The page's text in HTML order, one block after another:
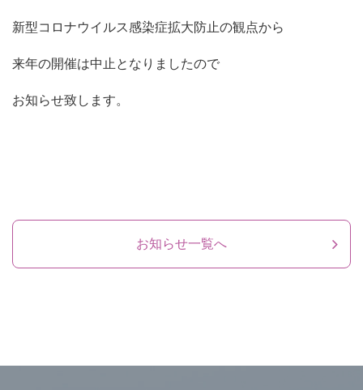
新型コロナウイルス感染症拡大防止の観点から
来年の開催は中止となりましたので
お知らせ致します。
お知らせ一覧へ